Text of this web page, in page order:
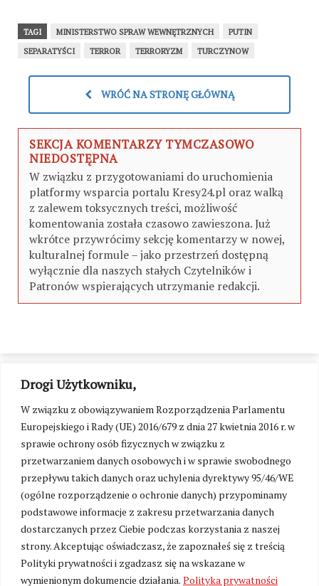
Drogi Użytkowniku,
W związku z obowiązywaniem Rozporządzenia Parlamentu
Europejskiego i Rady (UE) 2016/679 z dnia 27 kwietnia 2016 r. w
sprawie ochrony osób fizycznych w związku z
przetwarzaniem danych osobowych i w sprawie swobodnego
przepływu takich danych oraz uchylenia dyrektywy 95/46/WE
(ogólne rozporządzenie o ochronie danych) przypominamy
podstawowe informacje z zakresu przetwarzania danych
dostarczanych przez Ciebie podczas korzystania z naszej
strony. Akceptując oświadczasz, że zapoznałeś się z treścią
Polityki prywatności i zgadzasz się na wskazane w
wymienionym dokumencie działania. Polityka prywatności
TAGI MINISTERSTWO SPRAW WEWNĘTRZNYCH
PUTIN
SEPARATYŚCI
TERROR TERRORYZM TURCZYNOW
WRÓĆ NA STRONĘ GŁÓWNĄ
SEKCJA KOMENTARZY TYMCZASOWO
NIEDOSTĘPNA
W związku z przygotowaniami do uruchomienia
platformy wsparcia portalu Kresy24.pl oraz walką
z zalewem toksycznych treści, możliwość
komentowania została czasowo zawieszona. Już
wkrótce przywrócimy sekcję komentarzy w nowej,
kulturalnej formule – jako przestrzeń dostępną
wyłącznie dla naszych stałych Czytelników i
Patronów wspierających utrzymanie redakcji.
Zmień ustawienia cookies